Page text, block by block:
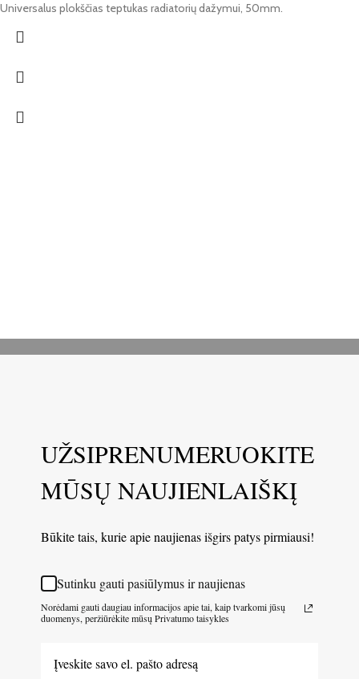
Universalus plokščias teptukas radiatorių dažymui, 50mm.
UŽSIPRENUMERUOKITE
MŪSŲ NAUJIENLAIŠKĮ
Būkite tais, kurie apie naujienas išgirs patys pirmiausi!
Sutinku gauti pasiūlymus ir naujienas
Norėdami gauti daugiau informacijos apie tai, kaip tvarkomi jūsų
duomenys, peržiūrėkite mūsų Privatumo taisykles